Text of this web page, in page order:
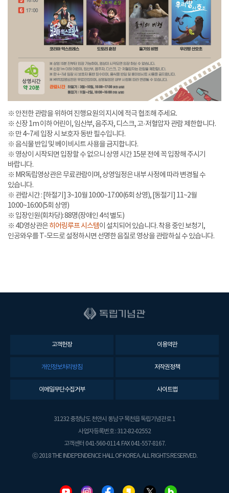
※ 안전한 관람을 위하여 진행요원의 지시에 적극 협조해 주세요.
※ 신장 1m 이하 어린이, 임산부, 음주자, 디스크, 고·저혈압자 관람 제한합니다.
※ 만 4~7세 입장 시 보호자 동반 필수입니다.
※ 음식물 반입 및 베이비시트 사용을 금지합니다.
※ 영상이 시작되면 입장할 수 없으니 상영 시간 15분 전에 꼭 입장해 주시기
바랍니다.
※ MR독립영상관은 무료관람이며, 상영일정은 내부 사정에 따라 변경될 수
있습니다.
※ 관람시간 : [하절기] 3~10월 10:00~17:00(6회 상영), [동절기] 11~2월
10:00~16:00(5회 상영)
※ 입장인원(회차당): 88명(장애인 4석 별도)
※ 4D영상관은히어링루프 시스템이 설치되어 있습니다. 착용 중인 보청기,
인공와우를 T-모드로 설정하시면 선명한 음질로 영상을 관람하실 수 있습니다.
고객헌장 이용약관
개인정보처리방침 저작권정책
이메일무단수집거부 사이트맵
31232 충청남도 천안시 동남구 목천읍 독립기념관로 1
사업자등록번호 : 312-82-02552
고객센터 041-560-0114. FAX 041-557-8167.
ⓒ 2018 THE INDEPENDENCE HALL OF KOREA. ALL RIGHTS RESERVED.